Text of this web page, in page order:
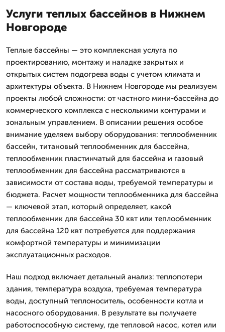
Услуги теплых бассейнов в Нижнем
Новгороде
Теплые бассейны — это комплексная услуга по
проектированию, монтажу и наладке закрытых и
открытых систем подогрева воды с учетом климата и
архитектуры объекта. В Нижнем Новгороде мы реализуем
проекты любой сложности: от частного мини-бассейна до
коммерческого комплекса с несколькими контурами и
зональным управлением. В описании решения особое
внимание уделяем выбору оборудования: теплообменник
бассейн, титановый теплообменник для бассейна,
теплообменник пластинчатый для бассейна и газовый
теплообменник для бассейна рассматриваются в
зависимости от состава воды, требуемой температуры и
бюджета. Расчет мощности теплообменника для бассейна
— ключевой этап, который определяет, какой
теплообменник для бассейна 30 квт или теплообменник
для бассейна 120 квт потребуется для поддержания
комфортной температуры и минимизации
эксплуатационных расходов.
Наш подход включает детальный анализ: теплопотери
здания, температура воздуха, требуемая температура
воды, доступный теплоноситель, особенности котла и
насосного оборудования. В результате вы получаете
работоспособную систему, где тепловой насос, котел или